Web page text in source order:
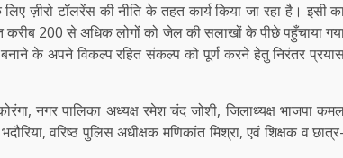
ज़ीरो टॉलरेंस की नीति के तहत कार्य किया जा रहा है। इसी
करीब 200 से अधिक लोगों को जेल की सलाखों के पीछे पहुँचाया
के अपने विकल्प रहित संकल्प को पूर्ण करने हेतु निरंतर
नगर पालिका अध्यक्ष रमेश चंद जोशी, जिलाध्यक्ष भाजपा
वरिष्ठ पुलिस अधीक्षक मणिकांत मिश्रा, एवं शिक्षक व